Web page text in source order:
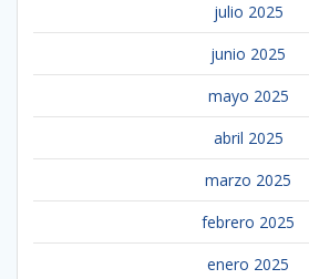
julio 2025
junio 2025
mayo 2025
abril 2025
marzo 2025
febrero 2025
enero 2025